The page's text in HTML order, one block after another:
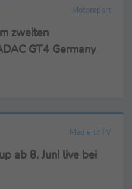
Motorsport
zweiten
GT4 Germany
Medien / TV
ab 8. Juni live bei